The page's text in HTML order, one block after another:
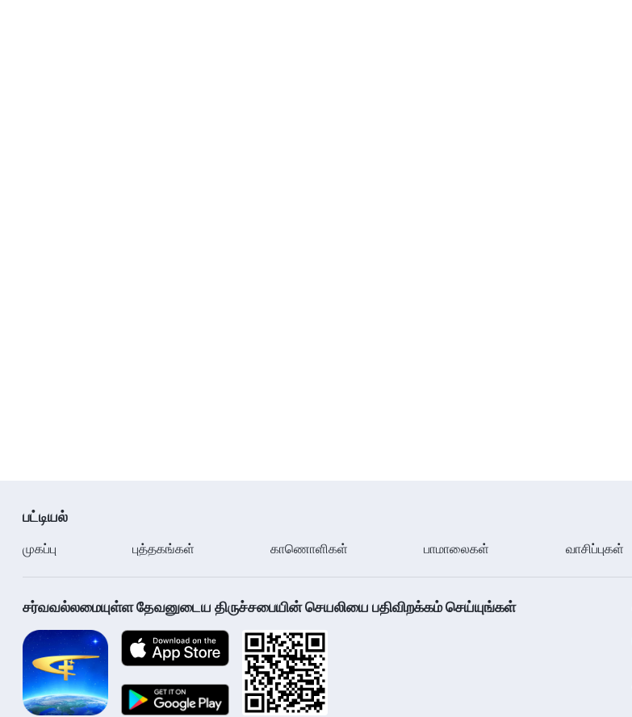
பட்டியல்
முகப்பு புத்தகங்கள் காணொளிகள் பாமாலைகள் வாசிப்புகள்
சர்வவல்லமையுள்ள தேவனுடைய திருச்சபையின் செயலியை பதிவிறக்கம் செய்யுங்கள்